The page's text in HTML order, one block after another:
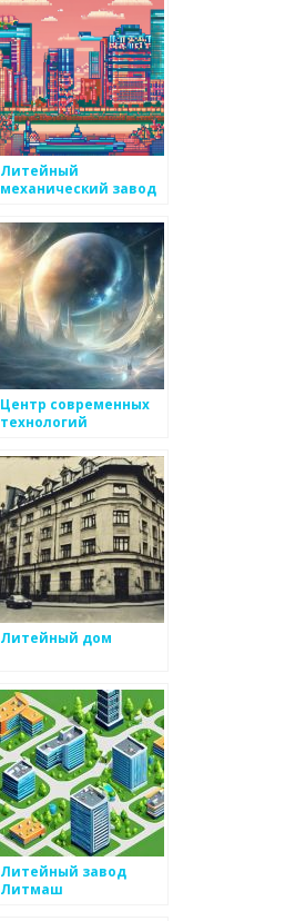
Литейный
механический завод
Центр современных
технологий
Литейный дом
Литейный завод
Литмаш